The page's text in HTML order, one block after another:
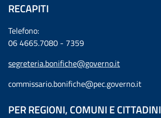
RECAPITI
Telefono:
06 4665.7080 - 7359
segreteria.bonifiche@governo.it
commissario.bonifiche@pec.governo.it
PER REGIONI, COMUNI E CITTADINI